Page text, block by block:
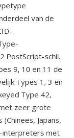
van de
PostScript-schil.
9, 10 en 11 de
Types 1, 3 en
Type 42,
zeer grote
Japans,
interpreters met